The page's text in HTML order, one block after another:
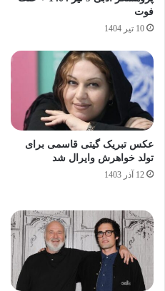
فوت
10 تیر 1404
عکس تبریک گیتی قاسمی برای
تولد خواهرش وایرال شد
12 آذر 1403